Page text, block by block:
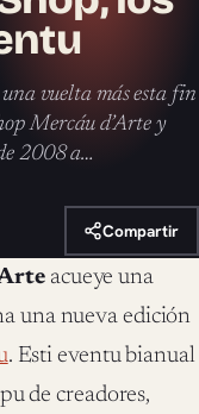
vuelta más esta fin
Mercáu d’Arte y
2008 a…
Compartir
acueye una
una nueva edición
. Esti eventu bianual
de creadores,